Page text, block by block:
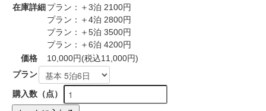
在庫詳細プラン：＋3泊 2100円
プラン：＋4泊 2800円
プラン：＋5泊 3500円
プラン：＋6泊 4200円
価格
10,000円(税込11,000円)
プラン
購入数（点）